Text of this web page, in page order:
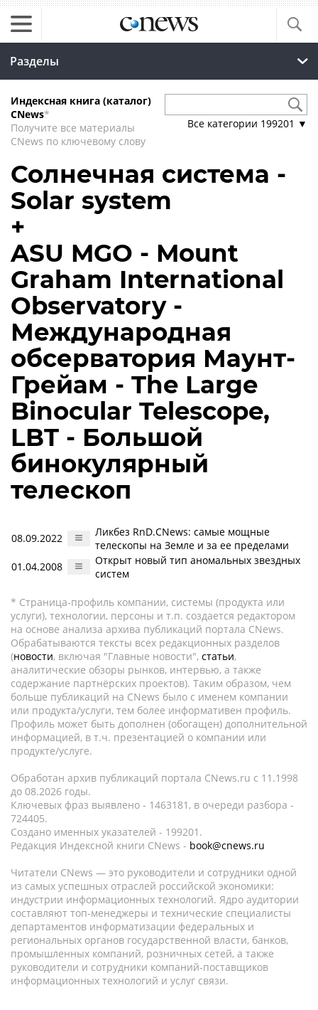
Разделы
Индексная книга (каталог)
CNews*
Получите все материалы
CNews по ключевому слову
Все категории 199201 ▼
Солнечная система -
Solar system
+
ASU MGO - Mount
Graham International
Observatory -
Международная
обсерватория Маунт-
Грейам - The Large
Binocular Telescope,
LBT - Большой
бинокулярный
телескоп
08.09.2022
Ликбез RnD.CNews: самые мощные
телескопы на Земле и за ее пределами
01.04.2008
Открыт новый тип аномальных звездных
систем
* Страница-профиль компании, системы (продукта или
услуги), технологии, персоны и т.п. создается редактором
на основе анализа архива публикаций портала CNews.
Обрабатываются тексты всех редакционных разделов
(новости, включая "Главные новости", статьи,
аналитические обзоры рынков, интервью, а также
содержание партнёрских проектов). Таким образом, чем
больше публикаций на CNews было с именем компании
или продукта/услуги, тем более информативен профиль.
Профиль может быть дополнен (обогащен) дополнительной
информацией, в т.ч. презентацией о компании или
продукте/услуге.
Обработан архив публикаций портала CNews.ru c 11.1998
до 08.2026 годы.
Ключевых фраз выявлено - 1463181, в очереди разбора -
724405.
Создано именных указателей - 199201.
Редакция Индексной книги CNews - book@cnews.ru
Читатели CNews — это руководители и сотрудники одной
из самых успешных отраслей российской экономики:
индустрии информационных технологий. Ядро аудитории
составляют топ-менеджеры и технические специалисты
департаментов информатизации федеральных и
региональных органов государственной власти, банков,
промышленных компаний, розничных сетей, а также
руководители и сотрудники компаний-поставщиков
информационных технологий и услуг связи.